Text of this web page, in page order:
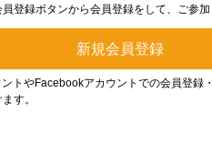
登録ボタンから会員登録をして、ご参加
トやFacebookアカウントでの会員登録
す。